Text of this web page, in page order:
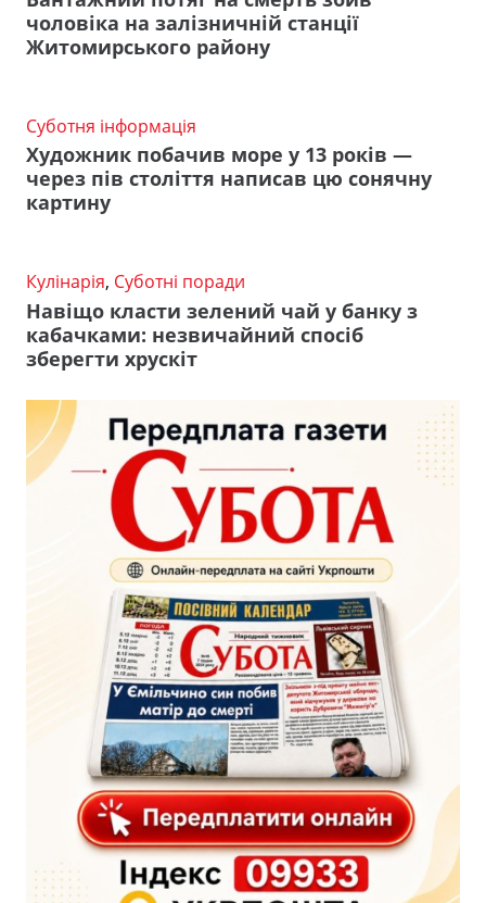
чоловіка на залізничній станції
Житомирського району
Суботня інформація
Художник побачив море у 13 років —
через пів століття написав цю сонячну
картину
Кулінарія, Суботні поради
Навіщо класти зелений чай у банку з
кабачками: незвичайний спосіб
зберегти хрускіт